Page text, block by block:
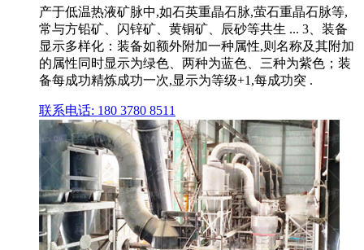
产于低温热液矿脉中,如石英重晶石脉,萤石重晶石脉等,
常与方铅矿、闪锌矿、黄铜矿、辰砂等共生 ... 3、装备
显示多样化：装备如额外附加一种属性,则名称及其附加
的属性同时显示为绿色、两种为蓝色、三种为紫色；装
备每成功精炼成功一次,显示为等级+1,每成功突 .
联系电话: 180 3780 8511